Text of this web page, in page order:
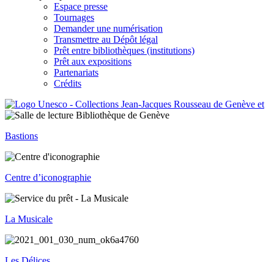
Espace presse
Tournages
Demander une numérisation
Transmettre au Dépôt légal
Prêt entre bibliothèques (institutions)
Prêt aux expositions
Partenariats
Crédits
Bastions
Centre d’iconographie
La Musicale